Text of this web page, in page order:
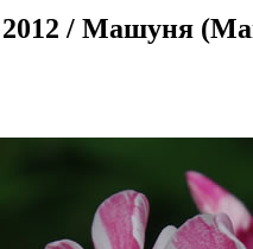
2012 / Машуня